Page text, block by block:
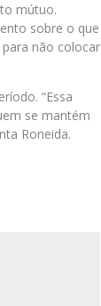
mútuo.
sobre o que
não colocar
“Essa
se mantém
Roneida.